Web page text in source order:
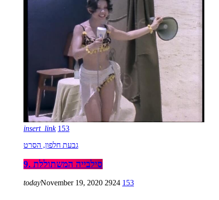
insert_link 153
גבעת חלפון, הסרט
9. סילבייה המשתוללת
todayNovember 19, 2020 2924 153